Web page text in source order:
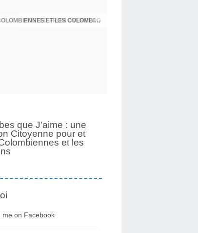
UNE PAGE SE TOURNE APRÈS 6 ANS POUR LES COLOMBIENNES ET LES COLOMBIENS
que J'aime : une
Citoyenne pour et
et les
me on Facebook